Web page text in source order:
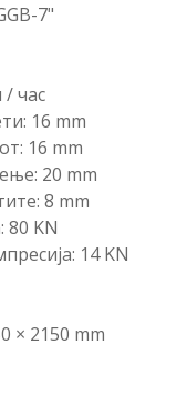
7"
/ час
16 mm
16 mm
20 mm
8 mm
80 KN
14 KN
× 2150 mm